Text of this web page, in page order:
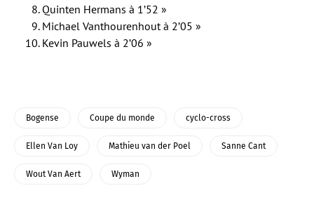
Quinten Hermans à 1’52 »
Michael Vanthourenhout à 2’05 »
Kevin Pauwels à 2’06 »
Bogense Coupe du monde cyclo-cross
Ellen Van Loy Mathieu van der Poel Sanne Cant
Wout Van Aert Wyman